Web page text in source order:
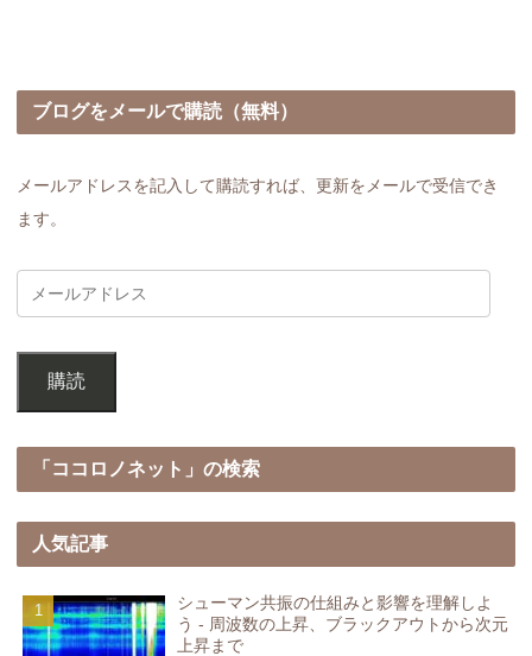
ブログをメールで購読（無料）
メールアドレスを記入して購読すれば、更新をメールで受信でき
ます。
購読
「ココロノネット」の検索
人気記事
シューマン共振の仕組みと影響を理解しよ
う - 周波数の上昇、ブラックアウトから次元
上昇まで